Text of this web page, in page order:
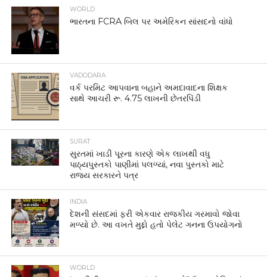
WORLD
ભારતના FCRA બિલ પર અમેરિકન સાંસદનો વાંધો
VADODARA
વર્ક પરમિટ આપવાના બહાને અમદાવાદના શિક્ષક
સાથે આચરી રૂ. 4.75 લાખની છેતરપિંડી
SURAT
સુરતમાં ખાડી પૂરના કારણે એક લાખથી વધુ
પાઠ્યપુસ્તકો પાણીમાં પલળ્યાં, નવા પુસ્તકો માટે
રાજ્ય સરકારને પત્ર
INDIA
દેશની સંસદમાં ફરી એકવાર રાજકીય ગરમાવો જોવા
મળ્યો છે. આ વખતે મુદ્દો હતો પેલેટ ગનના ઉપયોગનો
WORLD